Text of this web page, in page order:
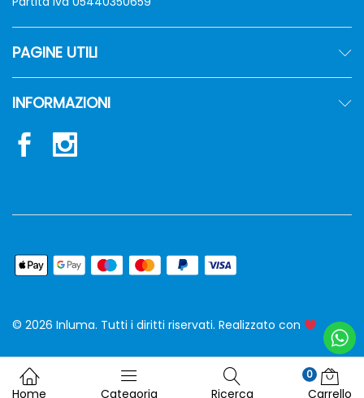
PAGINE UTILI
INFORMAZIONI
© 2026 Inluma. Tutti i diritti riservati. Realizzato con siw
Home Categoria Ricerca
0
Carrello